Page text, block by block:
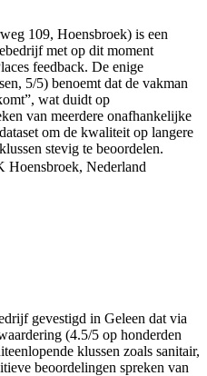
109, Hoensbroek) is een
met op dit moment
feedback. De enige
5/5) benoemt dat de vakman
wat duidt op
van meerdere onafhankelijke
om de kwaliteit op langere
stevig te beoordelen.
Hoensbroek, Nederland
gevestigd in Geleen dat via
(4.5/5 op honderden
klussen zoals sanitair,
beoordelingen spreken van